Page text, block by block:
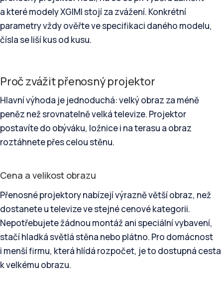
a které modely XGIMI stojí za zvážení. Konkrétní
parametry vždy ověřte ve specifikaci daného modelu,
čísla se liší kus od kusu.
Proč zvážit přenosný projektor
Hlavní výhoda je jednoduchá: velký obraz za méně
peněz než srovnatelně velká televize. Projektor
postavíte do obýváku, ložnice i na terasu a obraz
roztáhnete přes celou stěnu.
Cena a velikost obrazu
Přenosné projektory nabízejí výrazně větší obraz, než
dostanete u televize ve stejné cenové kategorii.
Nepotřebujete žádnou montáž ani speciální vybavení,
stačí hladká světlá stěna nebo plátno. Pro domácnost
i menší firmu, která hlídá rozpočet, je to dostupná cesta
k velkému obrazu.